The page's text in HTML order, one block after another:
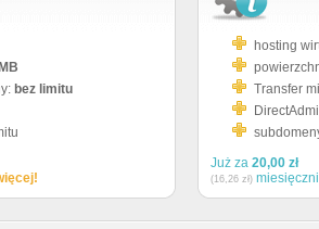
bez limitu
hosting
Transfer
Już za 20,00 zł
(16,26 zł)